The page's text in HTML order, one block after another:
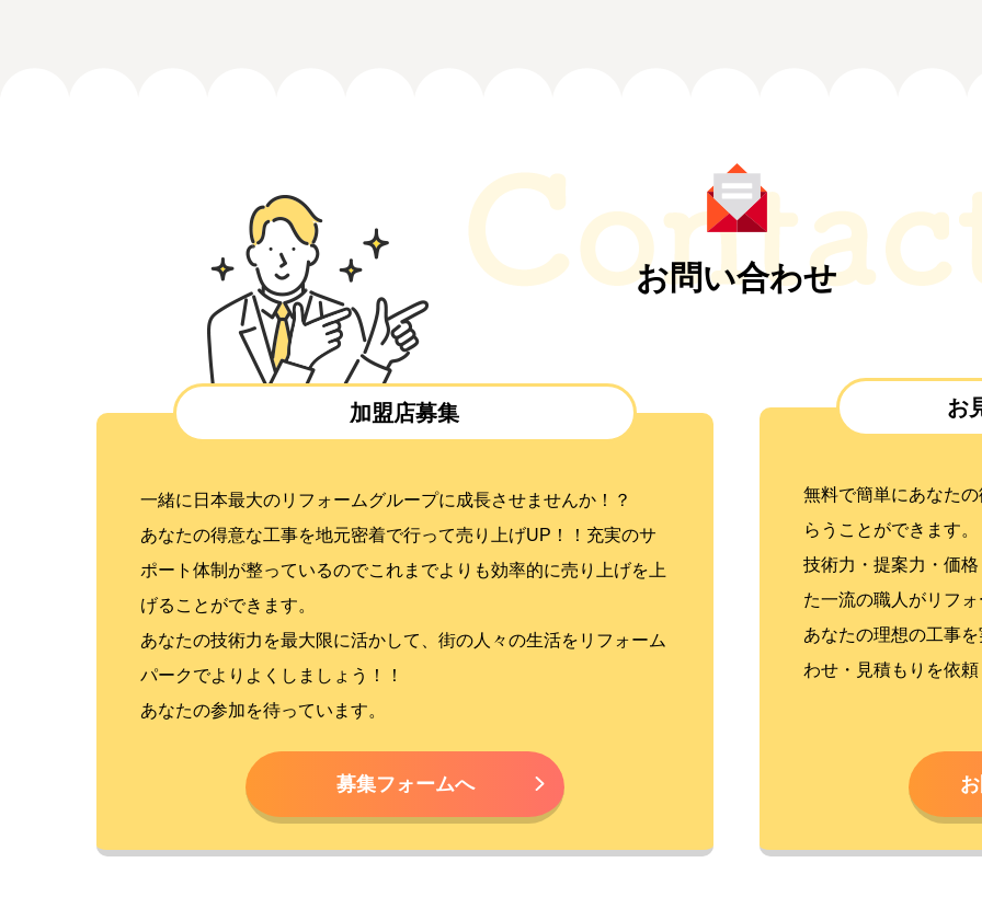
お問い合わせ
加盟店募集
一緒に日本最大のリフォームグループに成長させませんか！？
あなたの得意な工事を地元密着で行って売り上げUP！！充実のサ
ポート体制が整っているのでこれまでよりも効率的に売り上げを上
げることができます。
あなたの技術力を最大限に活かして、街の人々の生活をリフォーム
パークでよりよくしましょう！！
あなたの参加を待っています。
募集フォームへ
お
無料で簡単にあなた
らうことができます。
技術力・提案力・価
た一流の職人がリフ
あなたの理想の工事
わせ・見積もりを依